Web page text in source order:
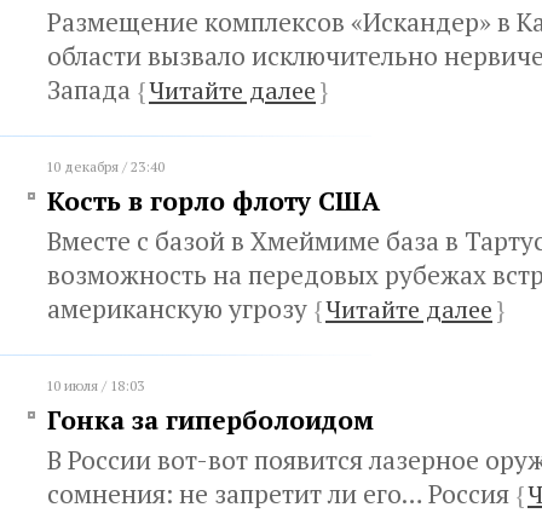
Размещение комплексов «Искандер» в
области вызвало исключительно
Запада {Читайте далее}
10 декабря / 23:40
Кость в горло флоту США
Вместе с базой в Хмеймиме база в
возможность на передовых рубежах
американскую угрозу {Читайте далее}
10 июля / 18:03
Гонка за гиперболоидом
В России вот-вот появится лазерное
сомнения: не запретит ли его… Россия {